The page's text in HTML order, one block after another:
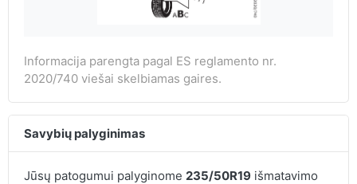
Informacija parengta pagal ES reglamento nr.
2020/740 viešai skelbiamas gaires.
Savybių palyginimas
Jūsų patogumui palyginome 235/50R19išmatavimo